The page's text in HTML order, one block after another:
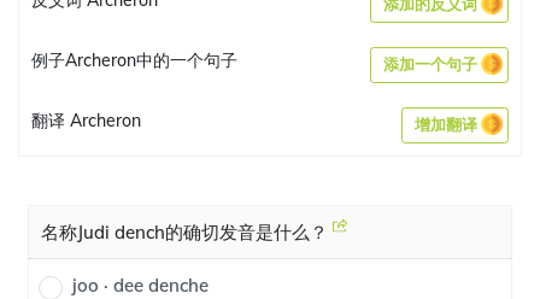
添加的反义词
例子Archeron中的一个句子 添加一个句子
翻译 Archeron 增加翻译
名称Judi dench的确切发音是什么？
joo · dee denche